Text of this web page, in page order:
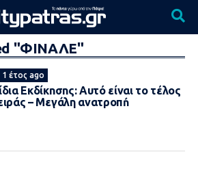
"ΦΙΝΑΛΕ"
1 έτος ago
Eκδίκnσnς: Αυτό είναι το τέλoς
– Μεγάλη ανατροπń